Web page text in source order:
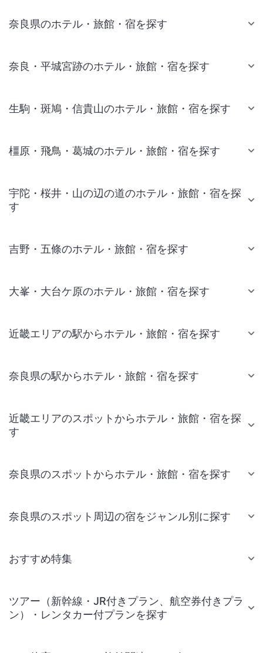
奈良県のホテル・旅館・宿を探す
奈良・平城宮跡のホテル・旅館・宿を探す
生駒・斑鳩・信貴山のホテル・旅館・宿を探す
橿原・飛鳥・葛城のホテル・旅館・宿を探す
宇陀・桜井・山の辺の道のホテル・旅館・宿を探
す
吉野・五條のホテル・旅館・宿を探す
大峯・大台ケ原のホテル・旅館・宿を探す
近畿エリアの駅からホテル・旅館・宿を探す
奈良県の駅からホテル・旅館・宿を探す
近畿エリアのスポットからホテル・旅館・宿を探
す
奈良県のスポットからホテル・旅館・宿を探す
奈良県のスポット周辺の宿をジャンル別に探す
おすすめ特集
ツアー（新幹線・JR付きプラン、航空券付きプラ
ン）・レンタカー付プランを探す